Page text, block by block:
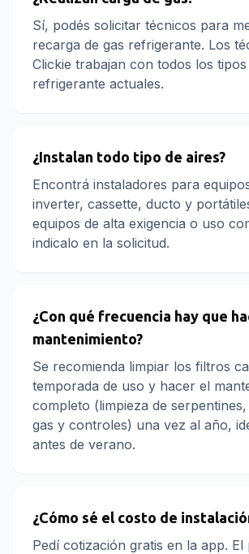
Sí, podés solicitar técnicos para
recarga de gas refrigerante. Los
Clickie trabajan con todos los tipos
refrigerante actuales.
¿Instalan todo tipo de aires?
Encontrá instaladores para
inverter, cassette, ducto y
equipos de alta exigencia o uso
indicalo en la solicitud.
¿Con qué frecuencia hay que
mantenimiento?
Se recomienda limpiar los filtros
temporada de uso y hacer el
completo (limpieza de
gas y controles) una vez al año,
antes de verano.
¿Cómo sé el costo de
Pedí cotización gratis en la app. El